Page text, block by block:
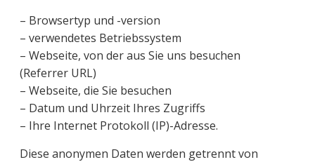
– Browsertyp und -version
– verwendetes Betriebssystem
– Webseite, von der aus Sie uns besuchen
(Referrer URL)
– Webseite, die Sie besuchen
– Datum und Uhrzeit Ihres Zugriffs
– Ihre Internet Protokoll (IP)-Adresse.
Diese anonymen Daten werden getrennt von